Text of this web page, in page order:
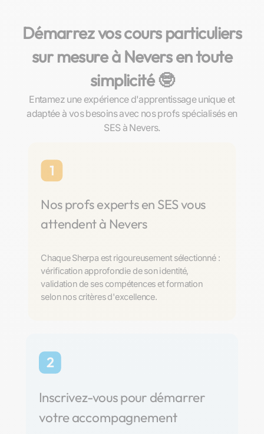
Démarrez vos cours particuliers
sur mesure à Nevers en toute
simplicité 🤓​
Entamez une expérience d'apprentissage unique et
adaptée à vos besoins avec nos profs spécialisés en
SES à Nevers.
1
Nos profs experts en SES vous
attendent à Nevers
Chaque Sherpa est rigoureusement sélectionné :
vérification approfondie de son identité,
validation de ses compétences et formation
selon nos critères d'excellence.
2
Inscrivez-vous pour démarrer
votre accompagnement